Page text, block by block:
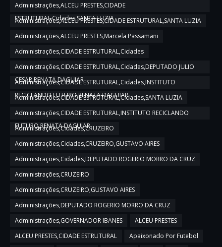
Administrações,ALCEU PRESTES,CIDADE
ESTRUTURAL,Cidades,SANTA LUZIA
Administrações,ALCEU PRESTES,CIDADE ESTRUTURAL,SANTA LUZIA
Administrações,ALCEU PRESTES,Marcela Passamani
Administrações,CIDADE ESTRUTURAL,Cidades
Administrações,CIDADE ESTRUTURAL,Cidades,DEPUTADO JULIO
CESAR,RENATA DAGUIAR
Administrações,CIDADE ESTRUTURAL,Cidades,INSTITUTO
RECICLANDO FUTURO,RENATA DAGUIAR
Administrações,CIDADE ESTRUTURAL,Cidades,SANTA LUZIA
Administrações,CIDADE ESTRUTURAL,INSTITUTO RECICLANDO
FUTURO,RENATA DAGUIAR
Administrações,Cidades,CRUZEIRO
Administrações,Cidades,CRUZEIRO,GUSTAVO AIRES
Administrações,Cidades,DEPUTADO ROGERIO MORRO DA CRUZ
Administrações,CRUZEIRO
Administrações,CRUZEIRO,GUSTAVO AIRES
Administrações,DEPUTADO ROGERIO MORRO DA CRUZ
Administrações,GOVERNADOR IBANES
ALCEU PRESTES
ALCEU PRESTES,CIDADE ESTRUTURAL
Apaixonado Por Futebol